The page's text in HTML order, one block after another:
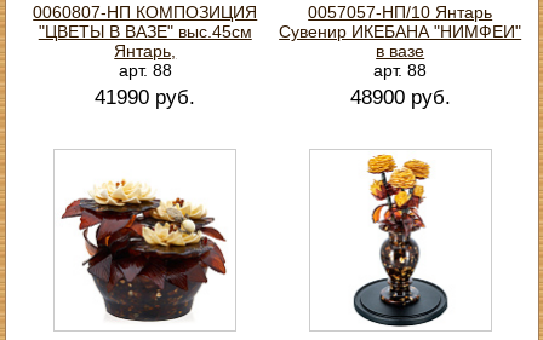
0060807-НП КОМПОЗИЦИЯ
"ЦВЕТЫ В ВАЗЕ" выс.45см
Янтарь,
арт. 88
41990 руб.
0057057-НП/10 Янтарь
Сувенир ИКЕБАНА "НИМФЕИ"
в вазе
арт. 88
48900 руб.